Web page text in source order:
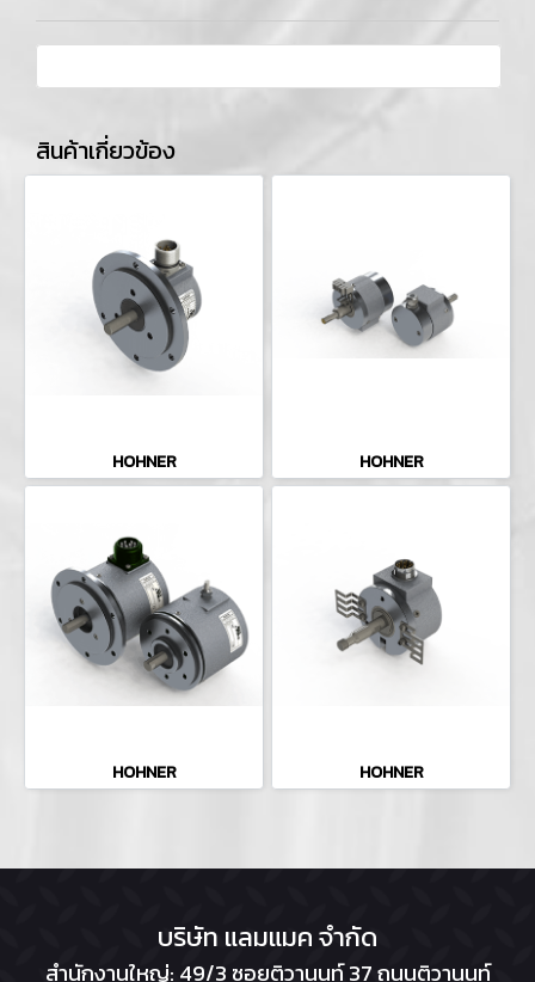
สินค้าเกี่ยวข้อง
HOHNER HOHNER
HOHNER HOHNER
บริษัท แลมแมค จำกัด
สำนักงานใหญ่: 49/3 ซอยติวานนท์ 37 ถนนติวานนท์